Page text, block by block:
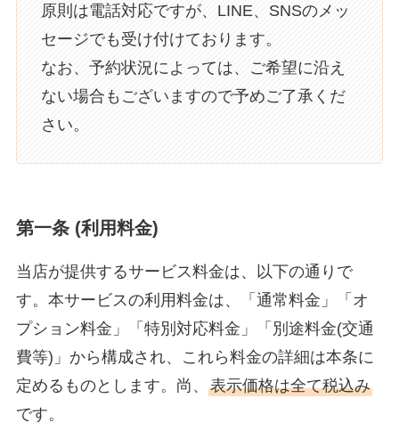
原則は電話対応ですが、LINE、SNSのメッ
セージでも受け付けております。
なお、予約状況によっては、ご希望に沿え
ない場合もございますので予めご了承くだ
さい。
第一条 (利用料金)
当店が提供するサービス料金は、以下の通りで
す。本サービスの利用料金は、「通常料金」「オ
プション料金」「特別対応料金」「別途料金(交通
費等)」から構成され、これら料金の詳細は本条に
定めるものとします。尚、 表示価格は全て税込み
です。